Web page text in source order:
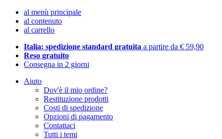
al menù principale
al contenuto
al carrello
Italia: spedizione standard gratuita a partire da € 59,90
Reso gratuito
Consegna in 2 giorni
Aiuto
Dov'è il mio ordine?
Restituzione prodotti
Costi di spedizione
Opzioni di pagamento
Contattaci
Tutti i temi